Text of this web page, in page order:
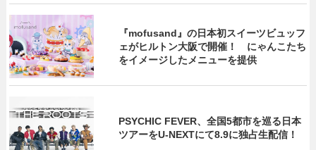
『mofusand』の日本初スイーツビュッフ
ェがヒルトン大阪で開催！ にゃんこたち
をイメージしたメニューを提供
PSYCHIC FEVER、全国5都市を巡る日本
ツアーをU‐NEXTにて8.9に独占生配信！